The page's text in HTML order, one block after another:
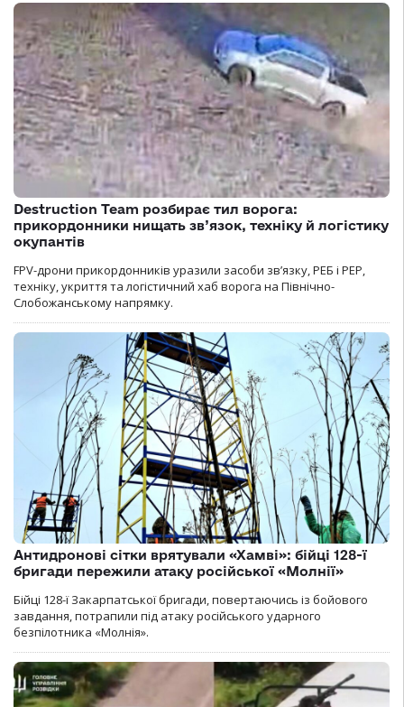
Destruction Team розбирає тил ворога:
прикордонники нищать зв’язок, техніку й логістику
окупантів
FPV-дрони прикордонників уразили засоби зв’язку, РЕБ і РЕР,
техніку, укриття та логістичний хаб ворога на Північно-
Слобожанському напрямку.
Антидронові сітки врятували «Хамві»: бійці 128-ї
бригади пережили атаку російської «Молнії»
Бійці 128-ї Закарпатської бригади, повертаючись із бойового
завдання, потрапили під атаку російського ударного
безпілотника «Молнія».